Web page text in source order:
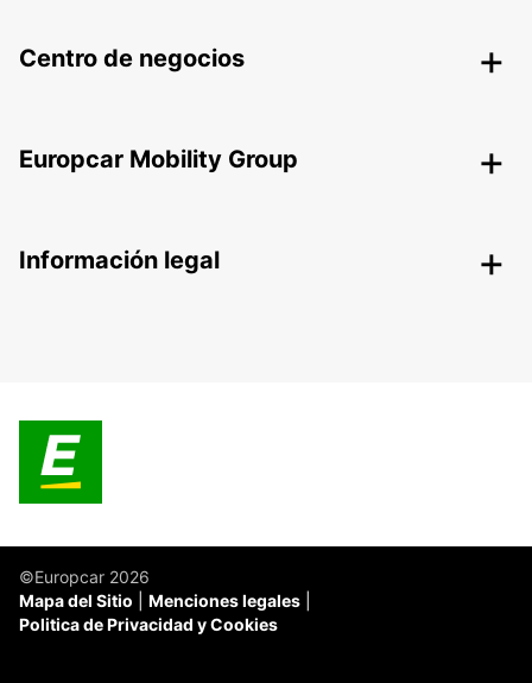
Centro de negocios
Europcar Mobility Group
Información legal
©Europcar 2026
Mapa del Sitio
Menciones legales
Politica de Privacidad y Cookies